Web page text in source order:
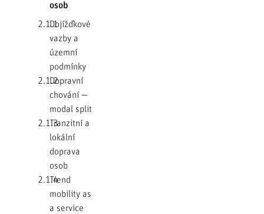
osob
2.1.1Dojížďkové
vazby a
územní
podmínky
2.1.2Dopravní
chování —
modal split
2.1.3Tranzitní a
lokální
doprava
osob
2.1.4Trend
mobility as
a service